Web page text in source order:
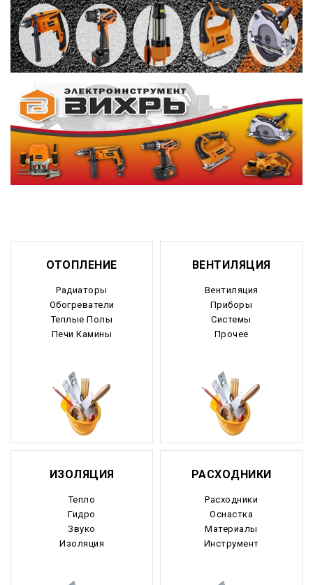
ОТОПЛЕНИЕ
Радиаторы
Обогреватели
Теплые Полы
Печи Камины
ВЕНТИЛЯЦИЯ
Вентиляция
Приборы
Системы
Прочее
ИЗОЛЯЦИЯ
Тепло
Гидро
Звуко
Изоляция
РАСХОДНИКИ
Расходники
Оснастка
Материалы
Инструмент